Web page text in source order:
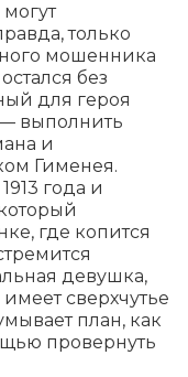
только
мошенника
без
для героя
выполнить
и
Гименея.
года и
где копится
девушка,
сверхчутье
план, как
провернуть